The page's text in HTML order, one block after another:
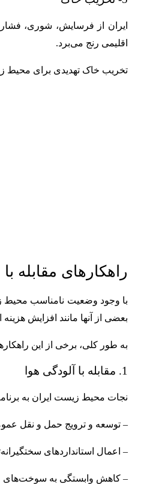
ایران از فرسایش، شوری،
اقلیمی رنج می‌برد.
تخریب خاک تهدیدی برای محیط
راهکارهای مقابله
با وجود وضعیت نامناسب محیط
بعضی از آنها مانند افزایش
به طور کلی، برخی از این
1. مقابله با آلودگی هوا
نجات محیط زیست ایران به
– توسعه و ترویج حمل و نقل
– اعمال استانداردهای
– کاهش وابستگی به سوخت‌های